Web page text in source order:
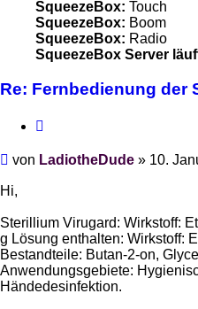
SqueezeBox: Touch
SqueezeBox: Boom
SqueezeBox: Radio
SqueezeBox Server
Re: Fernbedienung der
Beitrag
von LadiotheDude » 10.
Hi,
Sterillium Virugard: Wirkstoff:
g Lösung enthalten: Wirkstoff:
Bestandteile: Butan-2-on,
Anwendungsgebiete:
Händedesinfektion.